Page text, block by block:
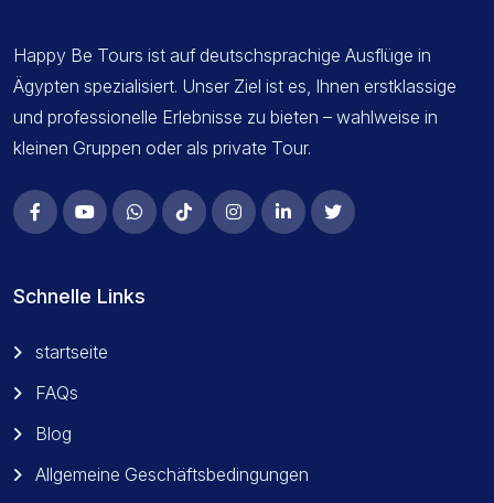
Happy Be Tours ist auf deutschsprachige Ausflüge in
Ägypten spezialisiert. Unser Ziel ist es, Ihnen erstklassige
und professionelle Erlebnisse zu bieten – wahlweise in
kleinen Gruppen oder als private Tour.
Schnelle Links
startseite
FAQs
Blog
Allgemeine Geschäftsbedingungen